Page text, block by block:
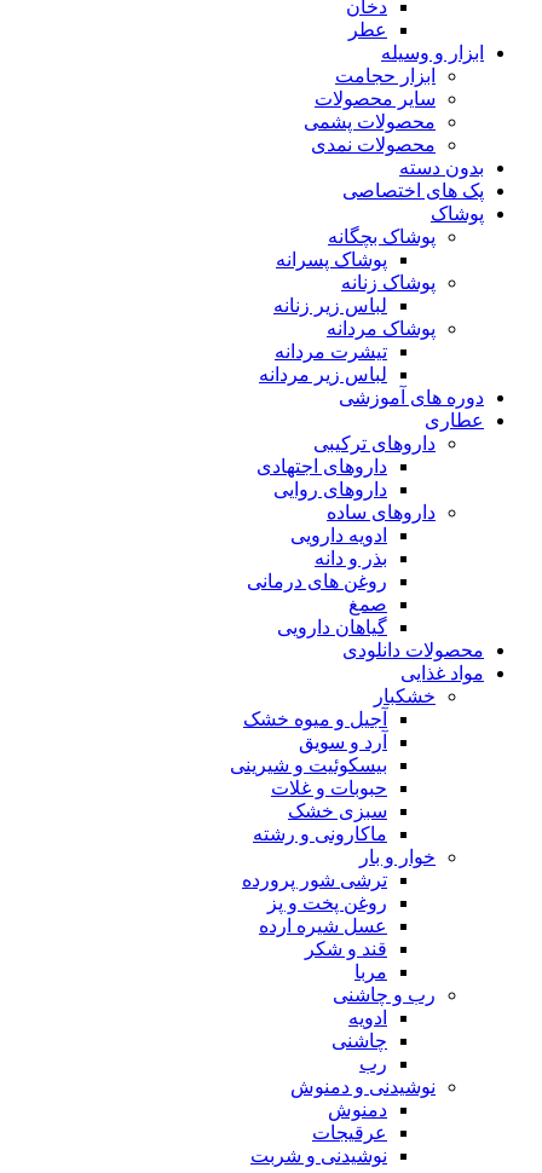
دخان
عطر
ابزار و وسیله
ابزار حجامت
سایر محصولات
محصولات پشمی
محصولات نمدی
بدون دسته
پک های اختصاصی
پوشاک
پوشاک بچگانه
پوشاک پسرانه
پوشاک زنانه
لباس زیر زنانه
پوشاک مردانه
تیشرت مردانه
لباس زیر مردانه
دوره های آموزشی
عطاری
داروهای ترکیبی
داروهای اجتهادی
داروهای روایی
داروهای ساده
ادویه دارویی
بذر و دانه
روغن های درمانی
صمغ
گیاهان دارویی
محصولات دانلودی
مواد غذایی
خشکبار
آجیل و میوه خشک
آرد و سویق
بیسکوئیت و شیرینی
حبوبات و غلات
سبزی خشک
ماکارونی و رشته
خوار و بار
ترشی شور پرورده
روغن پخت و پز
عسل شیره ارده
قند و شکر
مربا
رب و چاشنی
ادویه
چاشنی
رب
نوشیدنی و دمنوش
دمنوش
عرقیجات
نوشیدنی و شربت